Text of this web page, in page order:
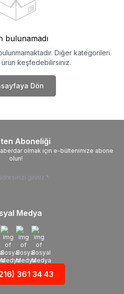
bulunamadı
Diğer kategorileri
keşfedebilirsiniz.
Dön
Aboneliği
olmak için e-bültenimize abone
olun!
Medya
361 34 43